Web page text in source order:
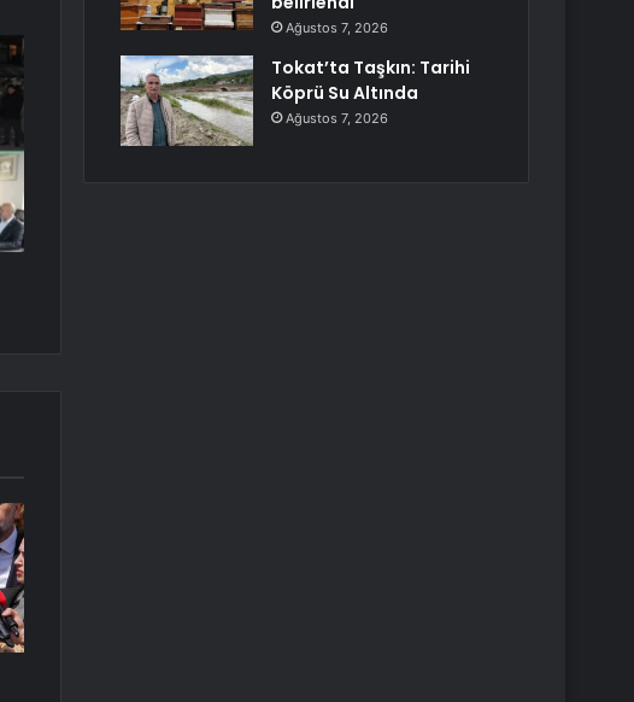
Ağustos 7, 2026
Tokat’ta Taşkın: Tarihi
Köprü Su Altında
Ağustos 7, 2026